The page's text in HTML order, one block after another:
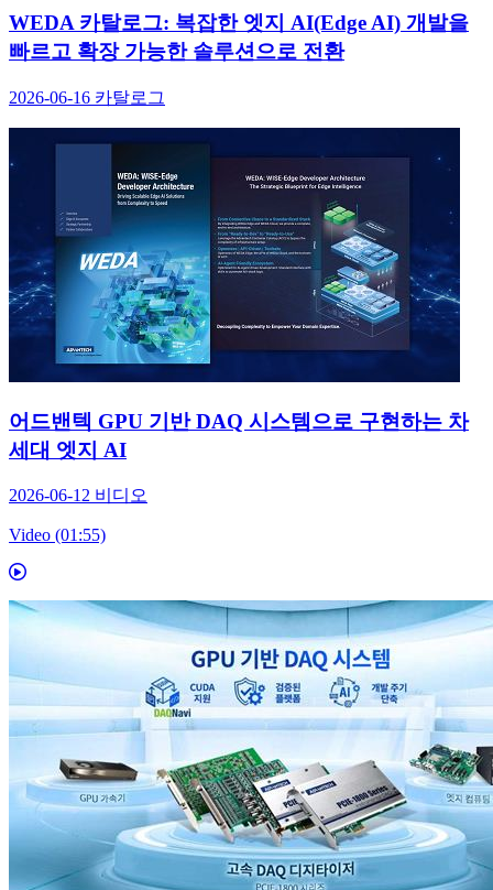
WEDA 카탈로그: 복잡한 엣지 AI(Edge AI) 개발을
빠르고 확장 가능한 솔루션으로 전환
2026-06-16 카탈로그
어드밴텍 GPU 기반 DAQ 시스템으로 구현하는 차
세대 엣지 AI
2026-06-12 비디오
Video (01:55)